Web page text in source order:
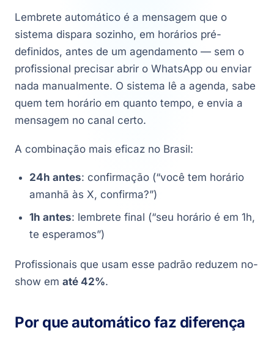
Lembrete automático é a mensagem que o
sistema dispara sozinho, em horários pré-
definidos, antes de um agendamento — sem o
profissional precisar abrir o WhatsApp ou enviar
nada manualmente. O sistema lê a agenda, sabe
quem tem horário em quanto tempo, e envia a
mensagem no canal certo.
A combinação mais eficaz no Brasil:
24h antes: confirmação (“você tem horário
amanhã às X, confirma?”)
1h antes: lembrete final (“seu horário é em 1h,
te esperamos”)
Profissionais que usam esse padrão reduzem no-
show em até 42%.
Por que automático faz diferença